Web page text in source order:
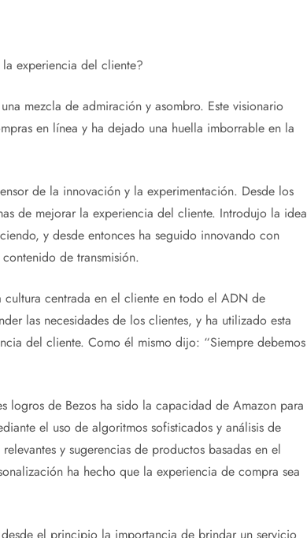
experiencia del cliente?
mezcla de admiración y asombro. Este visionario
en línea y ha dejado una huella imborrable en la
de la innovación y la experimentación. Desde los
de mejorar la experiencia del cliente. Introdujo la idea
y desde entonces ha seguido innovando con
de transmisión.
centrada en el cliente en todo el ADN de
las necesidades de los clientes, y ha utilizado esta
del cliente. Como él mismo dijo: “Siempre debemos
logros de Bezos ha sido la capacidad de Amazon para
el uso de algoritmos sofisticados y análisis de
y sugerencias de productos basadas en el
ha hecho que la experiencia de compra sea